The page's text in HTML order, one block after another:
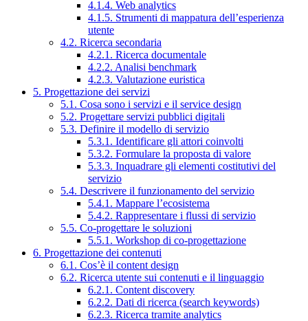
4.1.4. Web analytics
4.1.5. Strumenti di mappatura dell’esperienza
utente
4.2. Ricerca secondaria
4.2.1. Ricerca documentale
4.2.2. Analisi benchmark
4.2.3. Valutazione euristica
5. Progettazione dei servizi
5.1. Cosa sono i servizi e il service design
5.2. Progettare servizi pubblici digitali
5.3. Definire il modello di servizio
5.3.1. Identificare gli attori coinvolti
5.3.2. Formulare la proposta di valore
5.3.3. Inquadrare gli elementi costitutivi del
servizio
5.4. Descrivere il funzionamento del servizio
5.4.1. Mappare l’ecosistema
5.4.2. Rappresentare i flussi di servizio
5.5. Co-progettare le soluzioni
5.5.1. Workshop di co-progettazione
6. Progettazione dei contenuti
6.1. Cos’è il content design
6.2. Ricerca utente sui contenuti e il linguaggio
6.2.1. Content discovery
6.2.2. Dati di ricerca (search keywords)
6.2.3. Ricerca tramite analytics